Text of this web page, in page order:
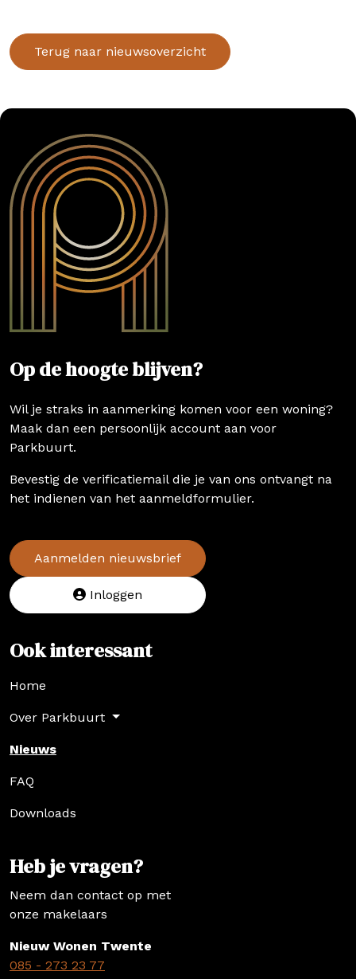
Terug naar nieuwsoverzicht
Op de hoogte blijven?
Wil je straks in aanmerking komen voor een woning?
Maak dan een persoonlijk account aan voor
Parkbuurt.
Bevestig de verificatiemail die je van ons ontvangt na
het indienen van het aanmeldformulier.
Aanmelden nieuwsbrief
Inloggen
Ook interessant
Home
Over Parkbuurt
Nieuws
FAQ
Downloads
Heb je vragen?
Neem dan contact op met
onze makelaars
Nieuw Wonen Twente
085 - 273 23 77